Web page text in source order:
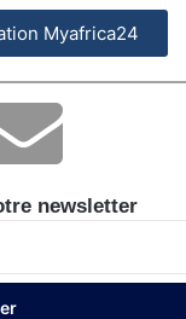
Myafrica24
newsletter